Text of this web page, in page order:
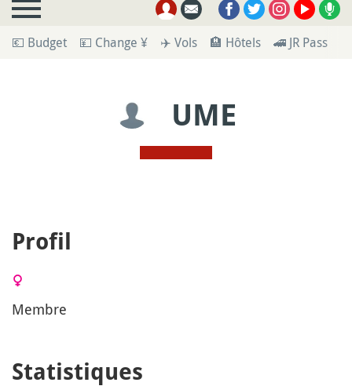
💶 Budget 💴 Change ¥ ✈️ Vols 🏨 Hôtels 🚄 JR Pass
UME
Profil
Membre
Statistiques